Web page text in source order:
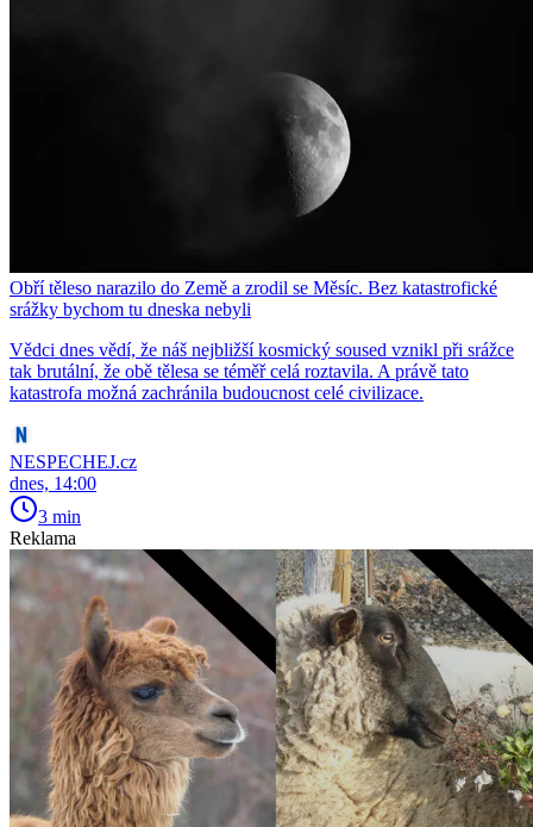
Obří těleso narazilo do Země a zrodil se Měsíc. Bez katastrofické
srážky bychom tu dneska nebyli
Vědci dnes vědí, že náš nejbližší kosmický soused vznikl při srážce
tak brutální, že obě tělesa se téměř celá roztavila. A právě tato
katastrofa možná zachránila budoucnost celé civilizace.
NESPECHEJ.cz
dnes, 14:00
3 min
Reklama